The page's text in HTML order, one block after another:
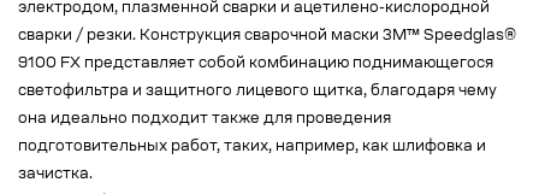
электродом, плазменной сварки и ацетилено-кислородной
сварки / резки. Конструкция сварочной маски 3M™ Speedglas®
9100 FX представляет собой комбинацию поднимающегося
светофильтра и защитного лицевого щитка, благодаря чему
она идеально подходит также для проведения
подготовительных работ, таких, например, как шлифовка и
зачистка.